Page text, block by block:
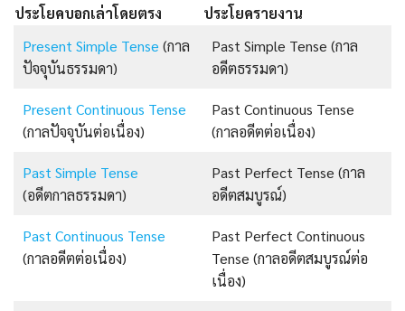
ประโยคบอกเล่าโดยตรง
ประโยครายงาน
Present Simple Tense (กาล
ปัจจุบันธรรมดา)
Past Simple Tense (กาล
อดีตธรรมดา)
Present Continuous Tense
(กาลปัจจุบันต่อเนื่อง)
Past Continuous Tense
(กาลอดีตต่อเนื่อง)
Past Simple Tense
(อดีตกาลธรรมดา)
Past Perfect Tense (กาล
อดีตสมบูรณ์)
Past Continuous Tense
(กาลอดีตต่อเนื่อง)
Past Perfect Continuous
Tense (กาลอดีตสมบูรณ์ต่อ
เนื่อง)